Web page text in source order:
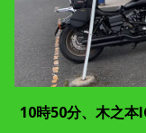
10時50分、木之本